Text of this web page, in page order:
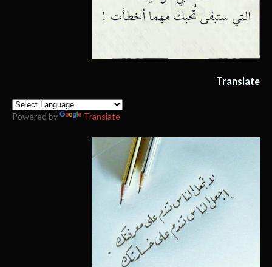
Translate
Powered by Translate